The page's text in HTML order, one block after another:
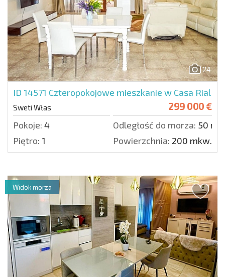
24
ID 14571 Czteropokojowe mieszkanie w Casa Rial
Sweti Włas 299 000 €
Pokoje: 4 Odległość do morza: 50 m.
Piętro: 1 Powierzchnia: 200 mkw.
Widok morza